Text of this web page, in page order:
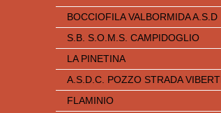
BOCCIOFILA VALBORMIDA A.S.D
S.B. S.O.M.S. CAMPIDOGLIO
LA PINETINA
A.S.D.C. POZZO STRADA VIBERTI
FLAMINIO